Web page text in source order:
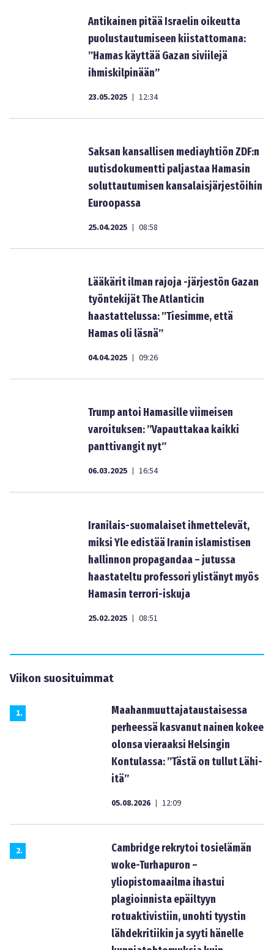
Antikainen pitää Israelin oikeutta
puolustautumiseen kiistattomana:
”Hamas käyttää Gazan siviilejä
ihmiskilpinään”
23.05.2025 | 12:34
Saksan kansallisen mediayhtiön ZDF:n
uutisdokumentti paljastaa Hamasin
soluttautumisen kansalaisjärjestöihin
Euroopassa
25.04.2025 | 08:58
Lääkärit ilman rajoja -järjestön Gazan
työntekijät The Atlanticin
haastattelussa: ”Tiesimme, että
Hamas oli läsnä”
04.04.2025 | 09:26
Trump antoi Hamasille viimeisen
varoituksen: ”Vapauttakaa kaikki
panttivangit nyt”
06.03.2025 | 16:54
Iranilais-suomalaiset ihmettelevät,
miksi Yle edistää Iranin islamistisen
hallinnon propagandaa – jutussa
haastateltu professori ylistänyt myös
Hamasin terrori-iskuja
25.02.2025 | 08:51
Viikon suosituimmat
1.
Maahanmuuttajataustaisessa
perheessä kasvanut nainen kokee
olonsa vieraaksi Helsingin
Kontulassa: ”Tästä on tullut Lähi-
itä”
05.08.2026 | 12:09
2.
Cambridge rekrytoi tosielämän
woke-Turhapuron –
yliopistomaailma ihastui
plagioinnista epäiltyyn
rotuaktivistiin, unohti tyystin
lähdekritiikin ja syyti hänelle